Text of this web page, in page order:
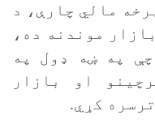
مالي چارې، د
موندنه ده،
چې په ښه ډول په
او بازار
کړي.